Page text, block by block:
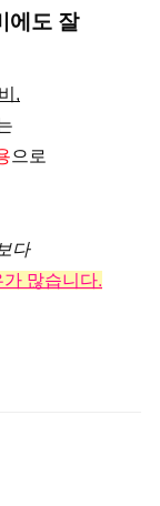
에도 잘
,
으로
다
많습니다.